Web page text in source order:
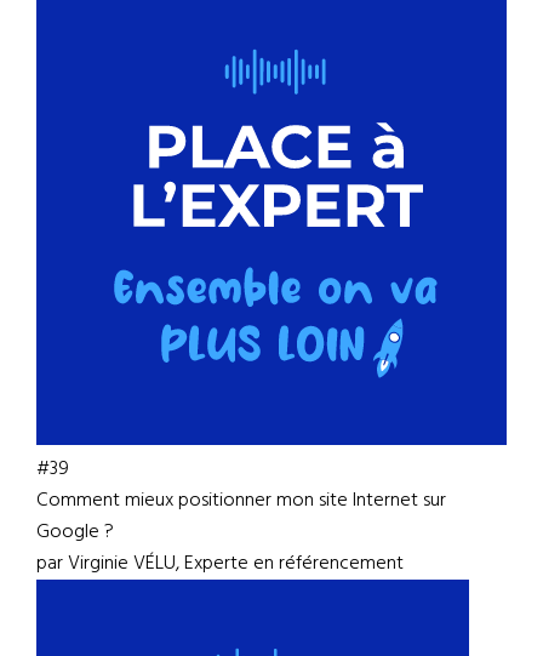
#39
Comment mieux positionner mon site Internet sur
Google ?
par Virginie VÉLU, Experte en référencement